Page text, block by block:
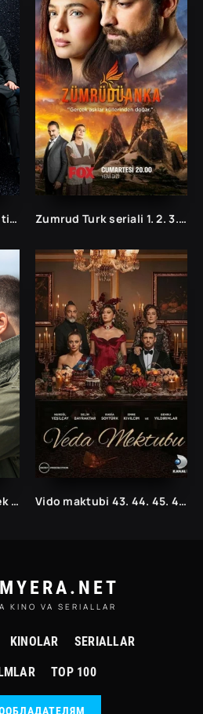
Hukm turk seriali uzbek tilida /Хукм турк сериали ўзбек тилида/ 203. 204. 205. 206. 207. 208. 209. 210. 211. 212. 213. 214. 215 barcha qismlari. Zumrud Turk seriali 1. 2. 3. 35. 36. 37. 38. 39. 40. 41. 42. 43. 44. 45. 46. 47. 48. 49. 50 Qism Uzbek tilida Barcha qismlar
Chuqur turk seriali uzbek tilida /Чукур турк сериали ўзбек тилида/ 1. 2. 3. 10. 20. 30. 40. 50. 60. 70. 80. 90. 100. 150. 200 barcha qismlar Vido maktubi 43. 44. 45. 46. 47. 48. 49. 50. 51. 5.2 .53. 54. 55. 56. 57. 58. 59. 60 Qism Uzbek tilida Turk seriali
KINO VA SERIALLAR
KINOLAR SERIALLAR
TOP 100